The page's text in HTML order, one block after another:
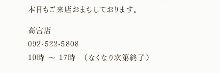
本日もご来店おまちしております。
高宮店
092-522-5808
10時 〜 17時 （なくなり次第終了）